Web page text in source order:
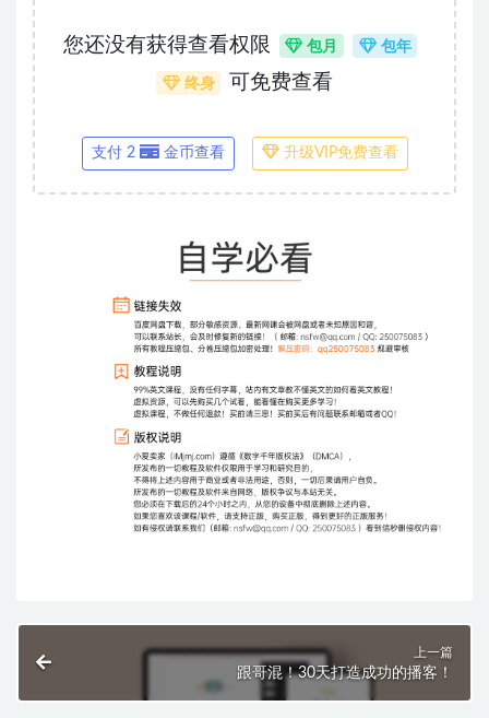
您还没有获得查看权限 包月 包年
终身 可免费查看
支付 2 金币查看 升级VIP免费查看
上一篇
跟哥混！30天打造成功的播客！